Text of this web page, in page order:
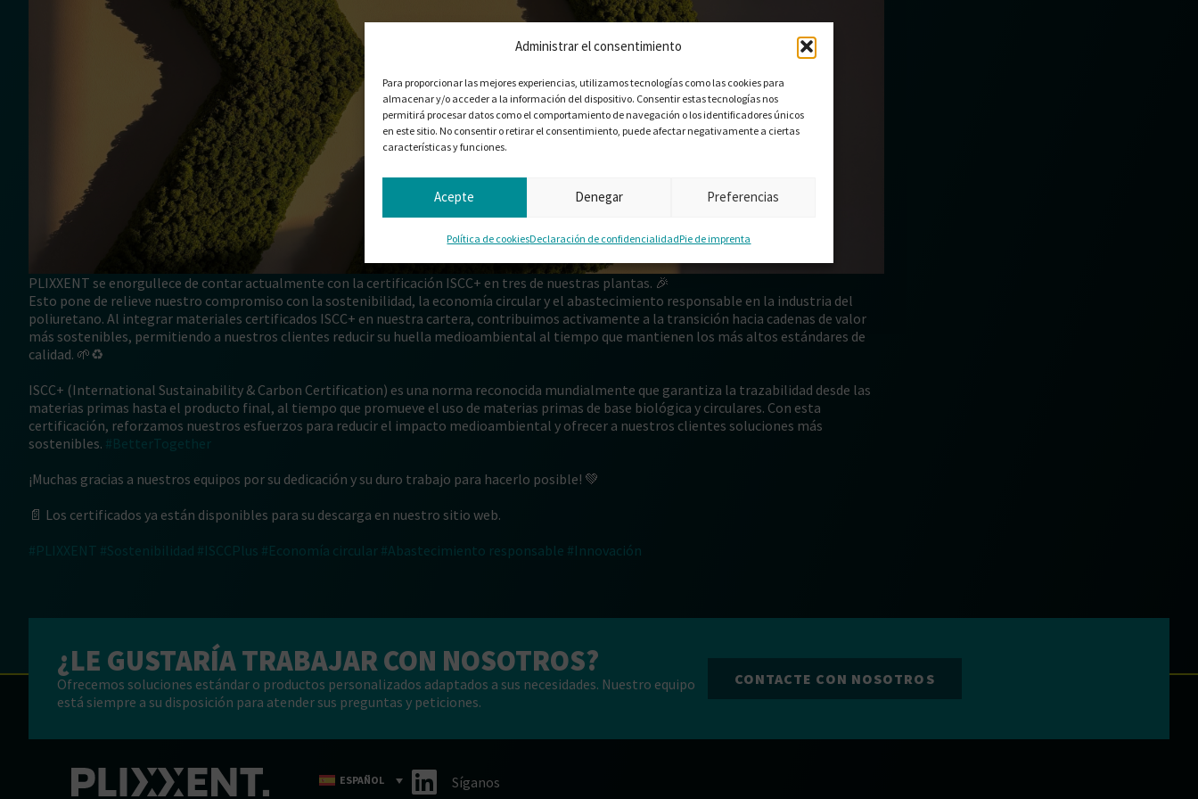
Administrar el consentimiento
Para proporcionar las mejores experiencias, utilizamos tecnologías como las cookies para
almacenar y/o acceder a la información del dispositivo. Consentir estas tecnologías nos
permitirá procesar datos como el comportamiento de navegación o los identificadores únicos
en este sitio. No consentir o retirar el consentimiento, puede afectar negativamente a ciertas
características y funciones.
Acepte Denegar Preferencias
Política de cookiesDeclaración de confidencialidadPie de imprenta
PLIXXENT se enorgullece de contar actualmente con la certificación ISCC+ en tres de nuestras plantas. 🎉
Esto pone de relieve nuestro compromiso con la sostenibilidad, la economía circular y el abastecimiento responsable en la industria del
poliuretano. Al integrar materiales certificados ISCC+ en nuestra cartera, contribuimos activamente a la transición hacia cadenas de valor
más sostenibles, permitiendo a nuestros clientes reducir su huella medioambiental al tiempo que mantienen los más altos estándares de
calidad. 🌱♻️
ISCC+ (International Sustainability & Carbon Certification) es una norma reconocida mundialmente que garantiza la trazabilidad desde las
materias primas hasta el producto final, al tiempo que promueve el uso de materias primas de base biológica y circulares. Con esta
certificación, reforzamos nuestros esfuerzos para reducir el impacto medioambiental y ofrecer a nuestros clientes soluciones más
sostenibles. #BetterTogether
¡Muchas gracias a nuestros equipos por su dedicación y su duro trabajo para hacerlo posible! 💚
📄 Los certificados ya están disponibles para su descarga en nuestro sitio web.
#PLIXXENT #Sostenibilidad #ISCCPlus #Economía circular #Abastecimiento responsable #Innovación
¿LE GUSTARÍA TRABAJAR CON NOSOTROS?
Ofrecemos soluciones estándar o productos personalizados adaptados a sus necesidades. Nuestro equipo
está siempre a su disposición para atender sus preguntas y peticiones.
CONTACTE CON NOSOTROS
ESPAÑOL Síganos